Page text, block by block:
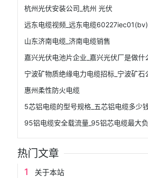
杭州光伏安装公司_杭州 光伏
远东电缆视频_远东电缆60227iec01(bv)
山东济南电缆_济南电缆销售
嘉兴光伏电池片企业_嘉兴光伏厂是做什
宁波矿物质绝缘电力电缆招标_宁波矿石
惠州柔性防火电缆
5芯铝电缆的型号规格_五芯铝电缆多少钱
95铝电缆安全载流量_95铝芯电缆最大负
热门文章
关于本站